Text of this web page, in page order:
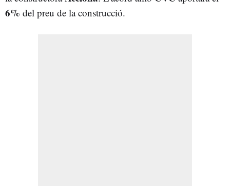
6% del preu de la construcció.